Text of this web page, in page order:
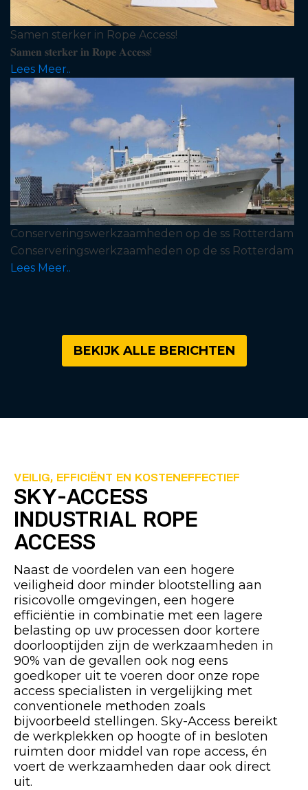
Samen sterker in Rope Access!
𝐒𝐚𝐦𝐞𝐧 𝐬𝐭𝐞𝐫𝐤𝐞𝐫 𝐢𝐧 𝐑𝐨𝐩𝐞 𝐀𝐜𝐜𝐞𝐬𝐬!
Lees Meer..
Conserveringswerkzaamheden op de ss Rotterdam
Conserveringswerkzaamheden op de ss Rotterdam
Lees Meer..
BEKIJK ALLE BERICHTEN
VEILIG, EFFICIËNT EN KOSTENEFFECTIEF
SKY-ACCESS
INDUSTRIAL ROPE
ACCESS
Naast de voordelen van een hogere
veiligheid door minder blootstelling aan
risicovolle omgevingen, een hogere
efficiëntie in combinatie met een lagere
belasting op uw processen door kortere
doorlooptijden zijn de werkzaamheden in
90% van de gevallen ook nog eens
goedkoper uit te voeren door onze rope
access specialisten in vergelijking met
conventionele methoden zoals
bijvoorbeeld stellingen. Sky-Access bereikt
de werkplekken op hoogte of in besloten
ruimten door middel van rope access, én
voert de werkzaamheden daar ook direct
uit.